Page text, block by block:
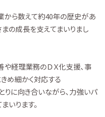
ら数えて約40年の歴史があ
の成長を支えてまいりまし
や経理業務のＤＸ化支援、事
め細かく対応する
りに向き合いながら、力強いパ
いります。